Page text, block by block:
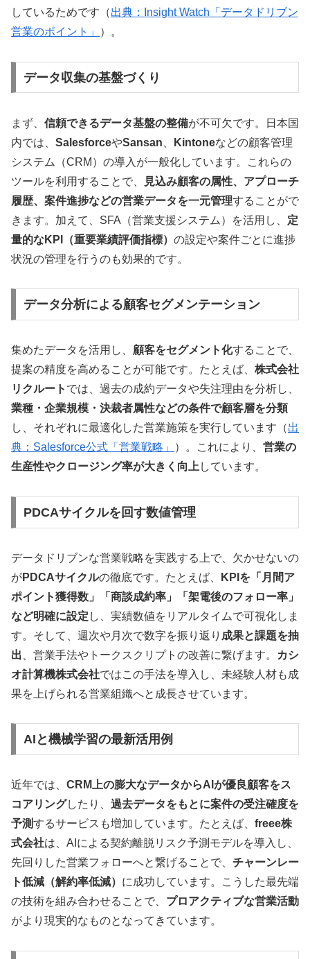
しているためです（出典：Insight Watch「データドリブン
営業のポイント」
）。
データ収集の基盤づくり
まず、 信頼できるデータ基盤の整備が不可欠です。日本国
内では、 SalesforceやSansan Kintoneなどの顧客管理
システム（CRM）の導入が一般化しています。これらの
ツールを利用することで、
見込み顧客の属性、アプローチ
履歴、案件進捗などの営業データを一元管理することがで
きます。加えて、SFA（営業支援システム）を活用し、 定
量的なKPI（重要業績評価指標） の設定や案件ごとに進捗
状況の管理を行うのも効果的です。
データ分析による顧客セグメンテーション
集めたデータを活用し、 顧客をセグメント化することで、
提案の精度を高めることが可能です。たとえば、 株式会社
リクルート では、過去の成約データや失注理由を分析し、
業種・企業規模・決裁者属性などの条件で顧客層を分類
し、それぞれに最適化した営業施策を実行しています（出
典：Salesforce公式「営業戦略」
）。これにより、 営業の
生産性やクロージング率が大きく向上 しています。
PDCAサイクルを回す数値管理
データドリブンな営業戦略を実践する上で、欠かせないの
がPDCAサイクルの徹底です。たとえば、
KPIを「月間ア
ポイント獲得数」「商談成約率」「架電後のフォロー率」
など明確に設定 し、実績数値をリアルタイムで可視化しま
す。そして、週次や月次で数字を振り返り 成果と課題を抽
出 、営業手法やトークスクリプトの改善に繋げます。
カシ
オ計算機株式会社ではこの手法を導入し、未経験人材も成
果を上げられる営業組織へと成長させています。
AIと機械学習の最新活用例
近年では、 CRM上の膨大なデータからAIが優良顧客をス
コアリングしたり、 過去データをもとに案件の受注確度を
予測するサービスも増加しています。たとえば、 freee株
式会社は、AIによる契約離脱リスク予測モデルを導入し、
先回りした営業フォローへと繋げることで、 チャーンレー
ト低減（解約率低減） に成功しています。こうした最先端
の技術を組み合わせることで、 プロアクティブな営業活動
がより現実的なものとなってきています。